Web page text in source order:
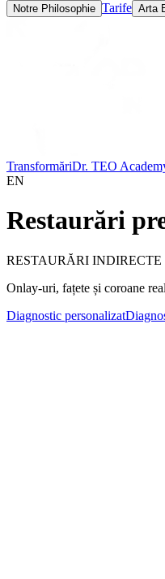
Notre Philosophie Tarife Arta
TransformăriDr. TEO
EN
Restaurări
RESTAURĂRI INDIRECTE
Onlay-uri, fațete și coroane
Diagnostic personalizat